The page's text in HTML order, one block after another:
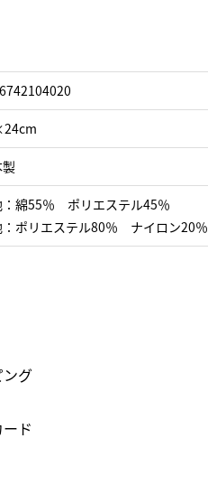
製
：綿55％ ポリエステル45％
：ポリエステル80％ ナイロン20％
グ
ド